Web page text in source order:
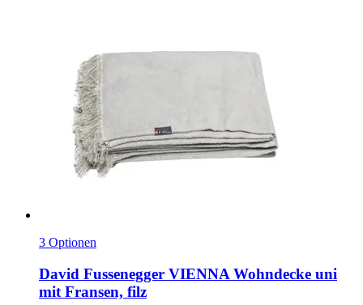
3 Optionen
David Fussenegger VIENNA Wohndecke uni
mit Fransen, filz